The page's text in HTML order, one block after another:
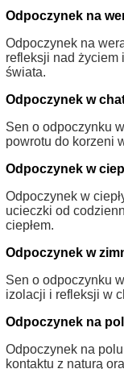
Odpoczynek na
Odpoczynek na
refleksji nad życiem
świata.
Odpoczynek w
Sen o odpoczynku
powrotu do korzeni
Odpoczynek w
Odpoczynek w
ucieczki od
ciepłem.
Odpoczynek w
Sen o odpoczynku
izolacji i refleksji w
Odpoczynek na
Odpoczynek na
kontaktu z naturą